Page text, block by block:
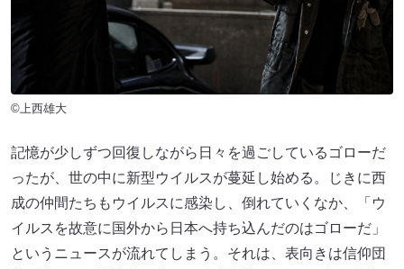
©上西雄大
記憶が少しずつ回復しながら日々を過ごしているゴローだ
ったが、世の中に新型ウイルスが蔓延し始める。じきに西
成の仲間たちもウイルスに感染し、倒れていくなか、「ウ
イルスを故意に国外から日本へ持ち込んだのはゴローだ」
というニュースが流れてしまう。それは、表向きは信仰団